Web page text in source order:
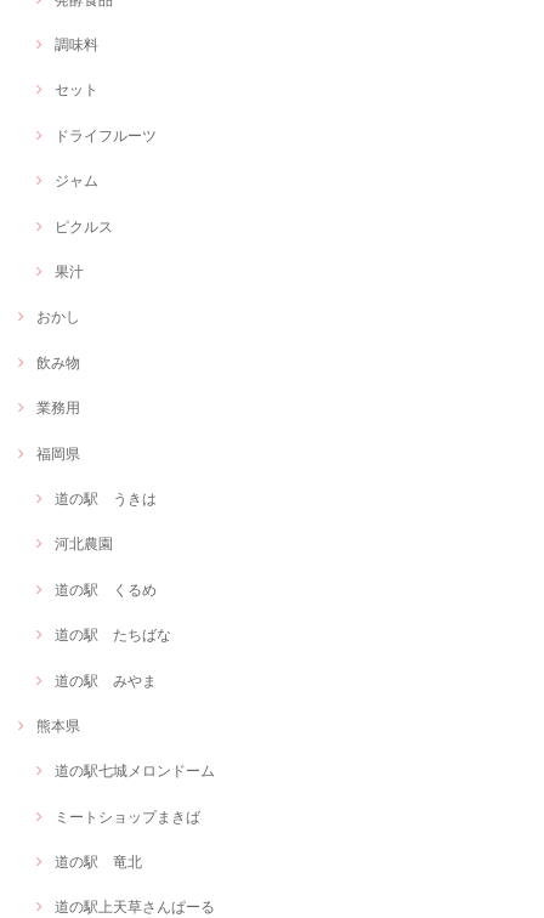
調味料
セット
ドライフルーツ
ジャム
ピクルス
果汁
おかし
飲み物
業務用
福岡県
道の駅 うきは
河北農園
道の駅 くるめ
道の駅 たちばな
道の駅 みやま
熊本県
道の駅七城メロンドーム
ミートショップまきば
道の駅 竜北
道の駅上天草さんぱーる